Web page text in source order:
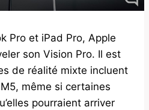
Pro et iPad Pro, Apple
son Vision Pro. Il est
de réalité mixte incluent
même si certaines
pourraient arriver